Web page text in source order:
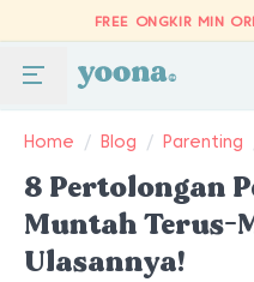
FREE ONGKIR MIN
Home / Blog / Parenting
8 Pertolongan
Muntah Terus-
Ulasannya!